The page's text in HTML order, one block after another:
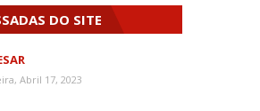
DO SITE
Abril 17, 2023